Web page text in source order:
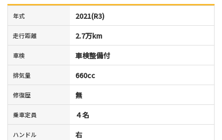
年式 2021(R3)
走行距離 2.7万km
車検 車検整備付
排気量 660cc
修復歴 無
乗車定員 ４名
ハンドル 右